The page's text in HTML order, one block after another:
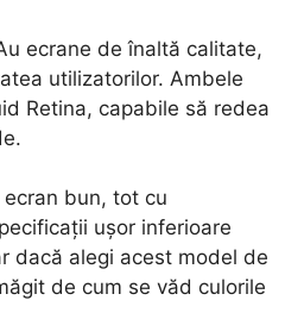
ecrane de înaltă calitate,
utilizatorilor. Ambele
Retina, capabile să redea
ecran bun, tot cu
ușor inferioare
dacă alegi acest model de
de cum se văd culorile